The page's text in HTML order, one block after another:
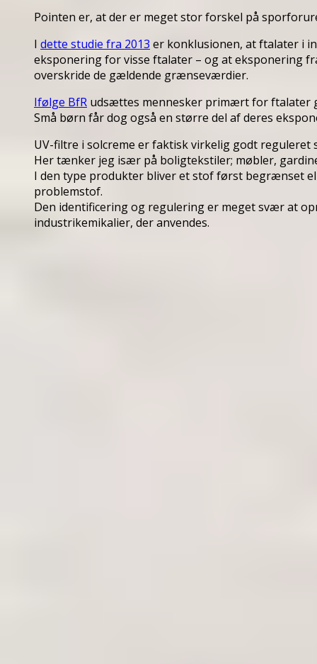
Pointen er, at der er meget stor forskel på
I dette studie fra 2013 er konklusionen, at ftalater i
eksponering for visse ftalater – og at eksponering
overskride de gældende grænseværdier.
Ifølge BfR udsættes mennesker primært for ftalater
Små børn får dog også en større del af deres
UV-filtre i solcreme er faktisk virkelig godt reguleret
Her tænker jeg især på boligtekstiler; møbler,
I den type produkter bliver et stof først begrænset
problemstof.
Den identificering og regulering er meget svær at
industrikemikalier, der anvendes.